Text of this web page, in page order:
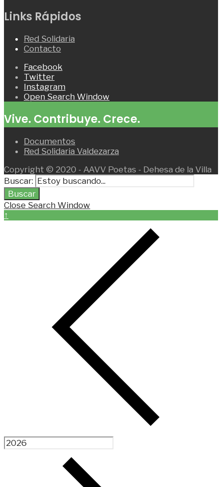
Links Rápidos
Red Solidaria
Contacto
Facebook
Twitter
Instagram
Open Search Window
Vive. Contribuye. Crece.
Documentos
Red Solidaria Valdezarza
Copyright © 2020 - AAVV Poetas - Dehesa de la Villa
Buscar:
Buscar
Close Search Window
↑